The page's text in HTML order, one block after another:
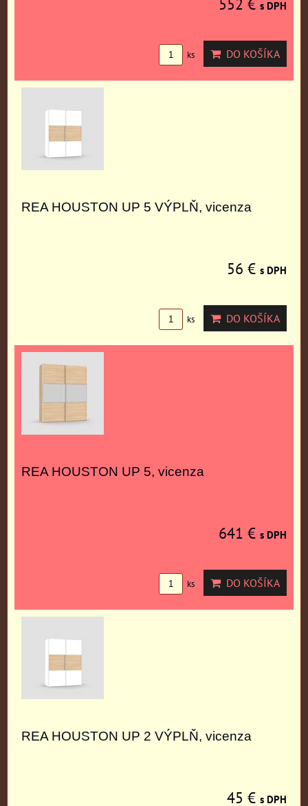
552 € s DPH
ks DO KOŠÍKA
REA HOUSTON UP 5 VÝPLŇ, vicenza
56 € s DPH
ks DO KOŠÍKA
REA HOUSTON UP 5, vicenza
641 € s DPH
ks DO KOŠÍKA
REA HOUSTON UP 2 VÝPLŇ, vicenza
45 € s DPH